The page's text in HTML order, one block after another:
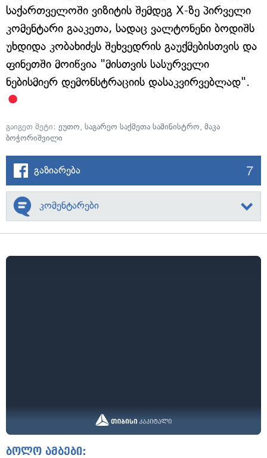
საქართველოში ვიზიტის შემდეგ X-ზე პირველი
კომენტარი გააკეთა, სადაც ვალტონენი ბოდიშს
უხდიდა კობახიძეს შეხვედრის გაუქმებისთვის და
ფინეთში მოიწვია "მისთვის სასურველი
ნებისმიერ დემონსტრაციის დასაკვირვებლად".
გაიგეთ მეტი: ეუთო, საგარეო საქმეთა სამინისტრო, მაკა
ბოჭორიშვილი
გაზიარება 7
კომენტარები
ბოლო ამბები: